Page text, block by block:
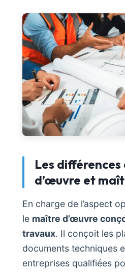
Les
d’œuvre et
En charge de l’aspect
le maître d’œuvre
travaux. Il conçoit les
documents techniques
entreprises qualifiées